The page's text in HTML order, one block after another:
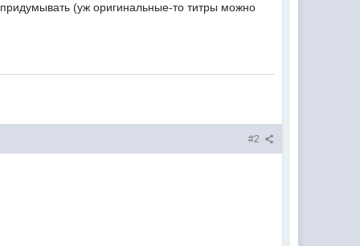
(уж оригинальные-то титры можно
#2